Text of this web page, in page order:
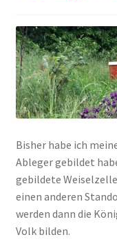
IMPRESSUM
Bisher habe ich
Ableger gebildet
gebildete
einen anderen
werden dann die
Volk bilden.